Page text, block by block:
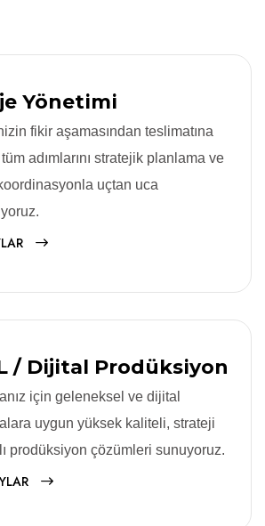
Yönetimi
fikir aşamasından teslimatına
adımlarını stratejik planlama ve
uçtan uca
/ Dijital Prodüksiyon
için geleneksel ve dijital
uygun yüksek kaliteli, strateji
prodüksiyon çözümleri sunuyoruz.